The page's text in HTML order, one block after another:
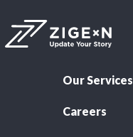
Our Services
Careers